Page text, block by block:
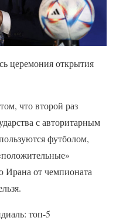
церемония открытия
что второй раз
с авторитарным
футболом,
Ирана от чемпионата
топ-5